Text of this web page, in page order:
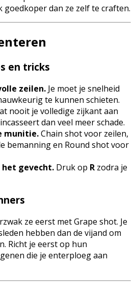
goedkoper dan ze zelf te craften.
en tricks
zeilen. Je moet je snelheid
te kunnen schieten.
nooit je volledige zijkant aan
dan veel meer schade.
munitie.Chain shot voor zeilen,
bemanning en Round shot voor
gevecht. Druk op R zodra je
ze eerst met Grape shot. Je
hebben dan de vijand om
Richt je eerst op hun
die je enterploeg aan